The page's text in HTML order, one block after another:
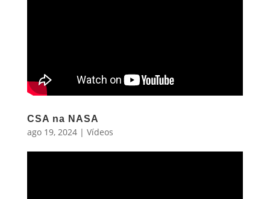
CSA na NASA
ago 19, 2024| Vídeos